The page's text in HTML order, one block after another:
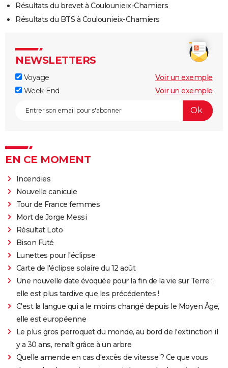
Résultats du brevet à Coulounieix-Chamiers
Résultats du BTS à Coulounieix-Chamiers
NEWSLETTERS
Voyage
Voir un exemple
Week-End
Voir un exemple
EN CE MOMENT
Incendies
Nouvelle canicule
Tour de France femmes
Mort de Jorge Messi
Résultat Loto
Bison Futé
Lunettes pour l'éclipse
Carte de l'éclipse solaire du 12 août
Une nouvelle date évoquée pour la fin de la vie sur Terre :
elle est plus tardive que les précédentes !
C'est la langue qui a le moins changé depuis le Moyen Âge,
elle est européenne
Le plus gros perroquet du monde, au bord de l'extinction il
y a 30 ans, renaît grâce à un arbre
Quelle amende en cas d'excès de vitesse ? Ce que vous